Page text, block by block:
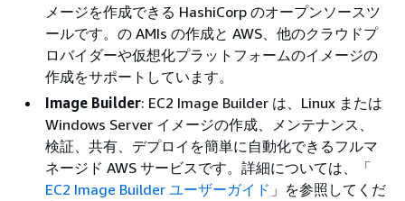
メージを作成できる HashiCorp のオープンソースツ
ールです。の AMIs の作成と AWS、他のクラウドプ
ロバイダーや仮想化プラットフォームのイメージの
作成をサポートしています。
Image Builder: EC2 Image Builder は、Linux または
Windows Server イメージの作成、メンテナンス、
検証、共有、デプロイを簡単に自動化できるフルマ
ネージド AWS サービスです。詳細については、「
EC2 Image Builder ユーザーガイド 」を参照してくだ